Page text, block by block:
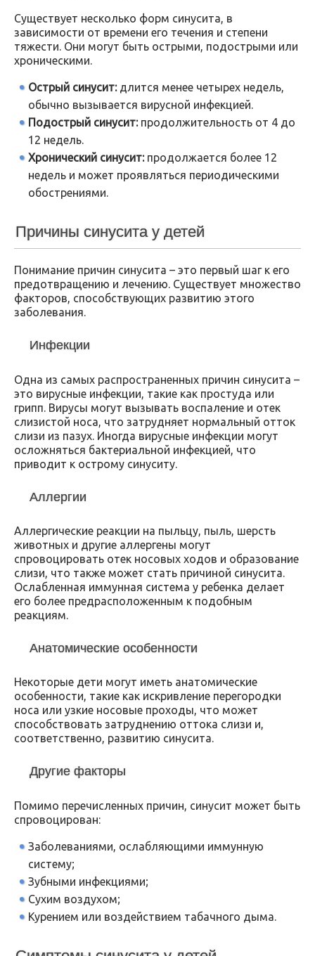
Существует несколько форм синусита, в
зависимости от времени его течения и степени
тяжести. Они могут быть острыми, подострыми или
хроническими.
Острый синусит:длится менее четырех недель,
обычно вызывается вирусной инфекцией.
Подострый синусит:продолжительность от 4 до
12 недель.
Хронический синусит:продолжается более 12
недель и может проявляться периодическими
обострениями.
Причины синусита у детей
Понимание причин синусита – это первый шаг к его
предотвращению и лечению. Существует множество
факторов, способствующих развитию этого
заболевания.
Инфекции
Одна из самых распространенных причин синусита –
это вирусные инфекции, такие как простуда или
грипп. Вирусы могут вызывать воспаление и отек
слизистой носа, что затрудняет нормальный отток
слизи из пазух. Иногда вирусные инфекции могут
осложняться бактериальной инфекцией, что
приводит к острому синуситу.
Аллергии
Аллергические реакции на пыльцу, пыль, шерсть
животных и другие аллергены могут
спровоцировать отек носовых ходов и образование
слизи, что также может стать причиной синусита.
Ослабленная иммунная система у ребенка делает
его более предрасположенным к подобным
реакциям.
Анатомические особенности
Некоторые дети могут иметь анатомические
особенности, такие как искривление перегородки
носа или узкие носовые проходы, что может
способствовать затруднению оттока слизи и,
соответственно, развитию синусита.
Другие факторы
Помимо перечисленных причин, синусит может быть
спровоцирован:
Заболеваниями, ослабляющими иммунную
систему;
Зубными инфекциями;
Сухим воздухом;
Курением или воздействием табачного дыма.